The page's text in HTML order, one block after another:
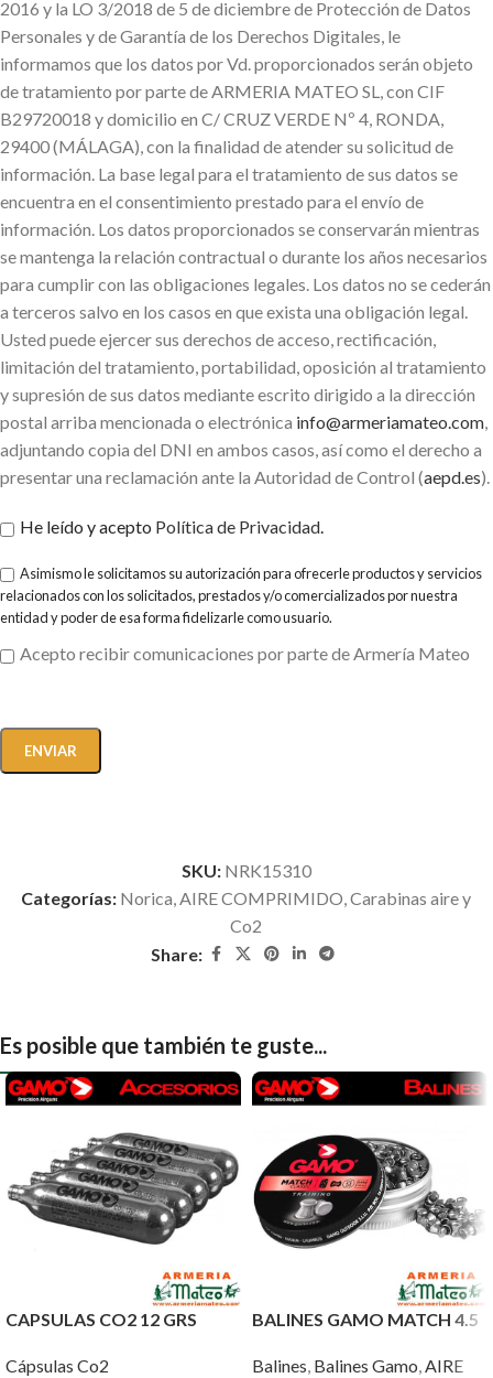
2016 y la LO 3/2018 de 5 de diciembre de Protección de Datos
Personales y de Garantía de los Derechos Digitales, le
informamos que los datos por Vd. proporcionados serán objeto
de tratamiento por parte de ARMERIA MATEO SL, con CIF
B29720018 y domicilio en C/ CRUZ VERDE Nº 4, RONDA,
29400 (MÁLAGA), con la finalidad de atender su solicitud de
información. La base legal para el tratamiento de sus datos se
encuentra en el consentimiento prestado para el envío de
información. Los datos proporcionados se conservarán mientras
se mantenga la relación contractual o durante los años necesarios
para cumplir con las obligaciones legales. Los datos no se cederán
a terceros salvo en los casos en que exista una obligación legal.
Usted puede ejercer sus derechos de acceso, rectificación,
limitación del tratamiento, portabilidad, oposición al tratamiento
y supresión de sus datos mediante escrito dirigido a la dirección
postal arriba mencionada o electrónica info@armeriamateo.com,
adjuntando copia del DNI en ambos casos, así como el derecho a
presentar una reclamación ante la Autoridad de Control (aepd.es).
He leído y acepto Política de Privacidad.
Asimismo le solicitamos su autorización para ofrecerle productos y servicios
relacionados con los solicitados, prestados y/o comercializados por nuestra
entidad y poder de esa forma fidelizarle como usuario.
Acepto recibir comunicaciones por parte de Armería Mateo
SKU: NRK15310
Categorías: Norica,AIRE COMPRIMIDO,Carabinas aire y
Co2
Share:
Es posible que también te guste...
CAPSULAS CO2 12 GRS
Cápsulas Co2
BALINES GAMO MATCH 4.5
Balines, Balines Gamo,AIRE